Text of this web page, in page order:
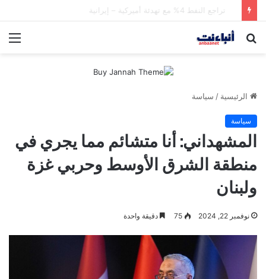
بحث
الرئيسية / سياسة
سياسة
المشهداني: أنا متشائم مما يجري في
منطقة الشرق الأوسط وحربي غزة
ولبنان
نوفمبر 22, 2024 75 دقيقة واحدة